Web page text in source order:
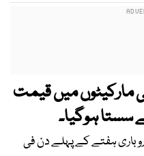
مارکیٹوں میں قیمت
سستا ہوگیا۔
ہفتے کے پہلے دن فی